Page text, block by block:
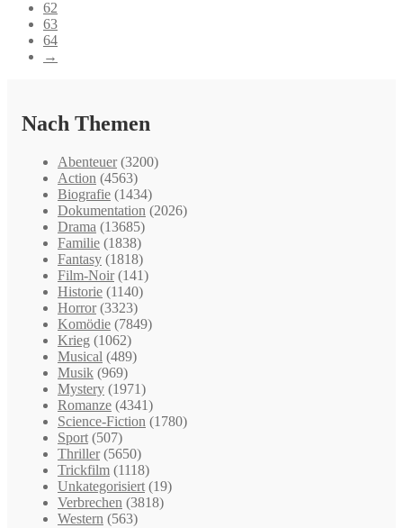
62
63
64
→
Nach Themen
Abenteuer (3200)
Action (4563)
Biografie (1434)
Dokumentation (2026)
Drama (13685)
Familie (1838)
Fantasy (1818)
Film-Noir (141)
Historie (1140)
Horror (3323)
Komödie (7849)
Krieg (1062)
Musical (489)
Musik (969)
Mystery (1971)
Romanze (4341)
Science-Fiction (1780)
Sport (507)
Thriller (5650)
Trickfilm (1118)
Unkategorisiert (19)
Verbrechen (3818)
Western (563)